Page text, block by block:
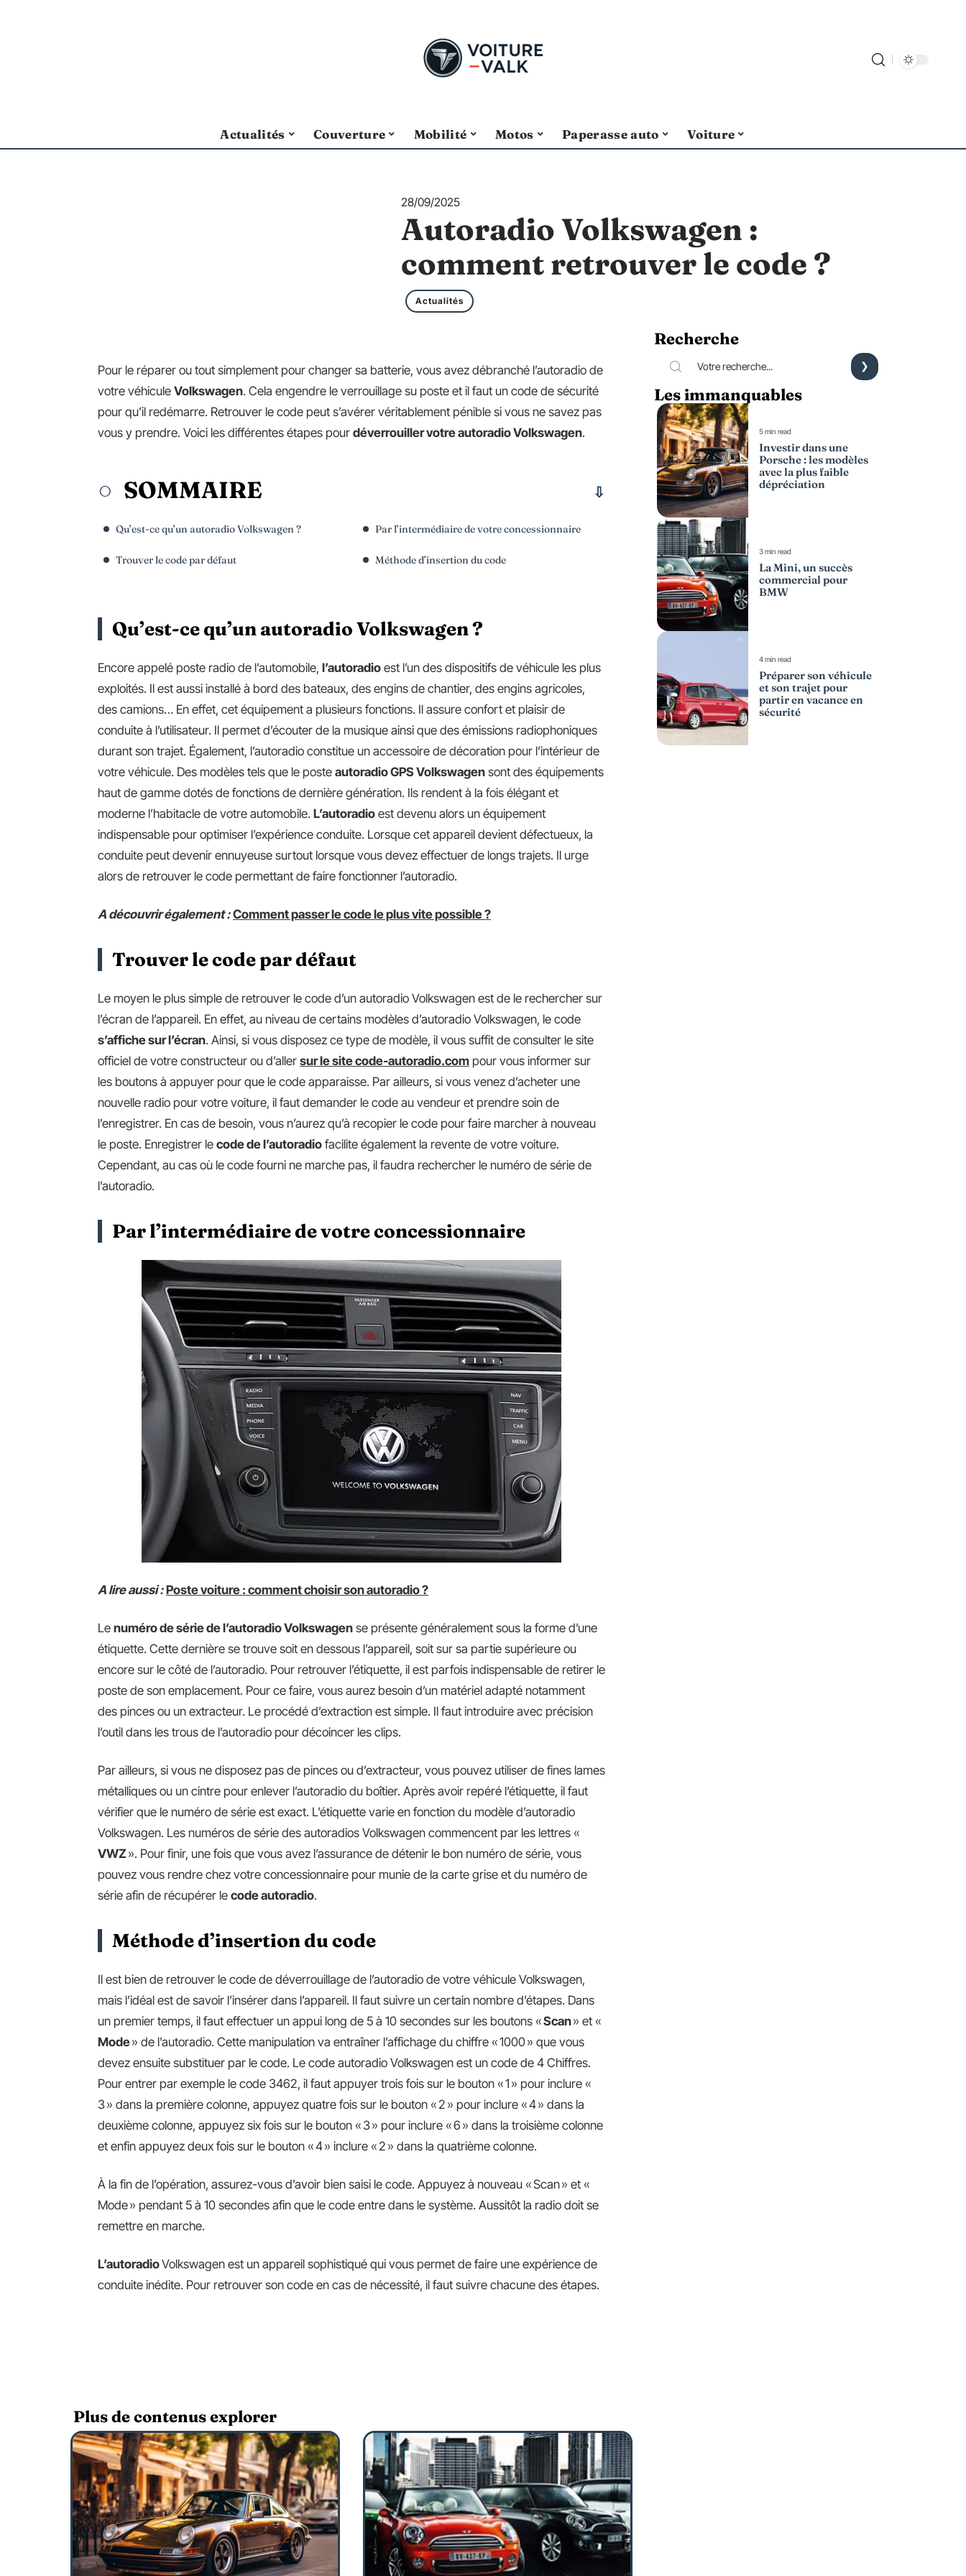
Actualités Couverture Mobilité Motos Paperasse auto Voiture
28/09/2025
Autoradio Volkswagen :
comment retrouver le code ?
Actualités
Pour le réparer ou tout simplement pour changer sa batterie, vous avez débranché l’autoradio de
votre véhicule Volkswagen. Cela engendre le verrouillage su poste et il faut un code de sécurité
pour qu’il redémarre. Retrouver le code peut s’avérer véritablement pénible si vous ne savez pas
vous y prendre. Voici les différentes étapes pour déverrouiller votre autoradio Volkswagen.
SOMMAIRE
Qu’est-ce qu’un autoradio Volkswagen ?
Trouver le code par défaut
Par l’intermédiaire de votre concessionnaire
Méthode d’insertion du code
Qu’est-ce qu’un autoradio Volkswagen ?
Encore appelé poste radio de l’automobile, l’autoradio est l’un des dispositifs de véhicule les plus
exploités. Il est aussi installé à bord des bateaux, des engins de chantier, des engins agricoles,
des camions… En effet, cet équipement a plusieurs fonctions. Il assure confort et plaisir de
conduite à l’utilisateur. Il permet d’écouter de la musique ainsi que des émissions radiophoniques
durant son trajet. Également, l’autoradio constitue un accessoire de décoration pour l’intérieur de
votre véhicule. Des modèles tels que le poste autoradio GPSVolkswagen sont des équipements
haut de gamme dotés de fonctions de dernière génération. Ils rendent à la fois élégant et
moderne l’habitacle de votre automobile. L’autoradio est devenu alors un équipement
indispensable pour optimiser l’expérience conduite. Lorsque cet appareil devient défectueux, la
conduite peut devenir ennuyeuse surtout lorsque vous devez effectuer de longs trajets. Il urge
alors de retrouver le code permettant de faire fonctionner l’autoradio.
A découvrir également : Comment passer le code le plus vite possible ?
Trouver le code par défaut
Le moyen le plus simple de retrouver le code d’un autoradio Volkswagen est de le rechercher sur
l’écran de l’appareil. En effet, au niveau de certains modèles d’autoradio Volkswagen, le code
s’affiche sur l’écran. Ainsi, si vous disposez ce type de modèle, il vous suffit de consulter le site
officiel de votre constructeur ou d’aller sur le site code-autoradio.com pour vous informer sur
les boutons à appuyer pour que le code apparaisse. Par ailleurs, si vous venez d’acheter une
nouvelle radio pour votre voiture, il faut demander le code au vendeur et prendre soin de
l’enregistrer. En cas de besoin, vous n’aurez qu’à recopier le code pour faire marcher à nouveau
le poste. Enregistrer le code de l’autoradio facilite également la revente de votre voiture.
Cependant, au cas où le code fourni ne marche pas, il faudra rechercher le numéro de série de
l’autoradio.
Par l’intermédiaire de votre concessionnaire
A lire aussi : Poste voiture : comment choisir son autoradio ?
Le numéro de série de l’autoradio Volkswagen se présente généralement sous la forme d’une
étiquette. Cette dernière se trouve soit en dessous l’appareil, soit sur sa partie supérieure ou
encore sur le côté de l’autoradio. Pour retrouver l’étiquette, il est parfois indispensable de retirer le
poste de son emplacement. Pour ce faire, vous aurez besoin d’un matériel adapté notamment
des pinces ou un extracteur. Le procédé d’extraction est simple. Il faut introduire avec précision
l’outil dans les trous de l’autoradio pour décoincer les clips.
Par ailleurs, si vous ne disposez pas de pinces ou d’extracteur, vous pouvez utiliser de fines lames
métalliques ou un cintre pour enlever l’autoradio du boîtier. Après avoir repéré l’étiquette, il faut
vérifier que le numéro de série est exact. L’étiquette varie en fonction du modèle d’autoradio
Volkswagen. Les numéros de série des autoradios Volkswagen commencent par les lettres «
VWZ». Pour finir, une fois que vous avez l’assurance de détenir le bon numéro de série, vous
pouvez vous rendre chez votre concessionnaire pour munie de la carte grise et du numéro de
série afin de récupérer le code autoradio.
Méthode d’insertion du code
Il est bien de retrouver le code de déverrouillage de l’autoradio de votre véhicule Volkswagen,
mais l’idéal est de savoir l’insérer dans l’appareil. Il faut suivre un certain nombre d’étapes. Dans
un premier temps, il faut effectuer un appui long de 5 à 10 secondes sur les boutons «Scan» et «
Mode» de l’autoradio. Cette manipulation va entraîner l’affichage du chiffre « 1000 » que vous
devez ensuite substituer par le code. Le code autoradio Volkswagen est un code de 4 Chiffres.
Pour entrer par exemple le code 3462, il faut appuyer trois fois sur le bouton « 1 » pour inclure «
3 » dans la première colonne, appuyez quatre fois sur le bouton « 2 » pour inclure « 4 » dans la
deuxième colonne, appuyez six fois sur le bouton « 3 » pour inclure « 6 » dans la troisième colonne
et enfin appuyez deux fois sur le bouton « 4 » inclure « 2 » dans la quatrième colonne.
À la fin de l’opération, assurez-vous d’avoir bien saisi le code. Appuyez à nouveau « Scan » et «
Mode » pendant 5 à 10 secondes afin que le code entre dans le système. Aussitôt la radio doit se
remettre en marche.
L’autoradioVolkswagen est un appareil sophistiqué qui vous permet de faire une expérience de
conduite inédite. Pour retrouver son code en cas de nécessité, il faut suivre chacune des étapes.
Plus de contenus explorer
Recherche
Les immanquables
5 min read
Investir dans une
Porsche : les modèles
avec la plus faible
dépréciation
3 min read
La Mini, un succès
commercial pour
BMW
4 min read
Préparer son véhicule
et son trajet pour
partir en vacance en
sécurité